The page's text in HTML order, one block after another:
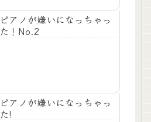
ピアノが嫌いになっちゃっ
た！No.2
ピアノが嫌いになっちゃっ
た!